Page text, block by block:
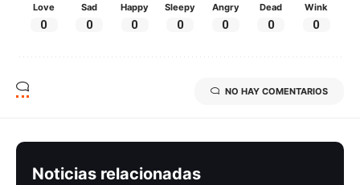
Love
0
Sad
0
Happy
0
Sleepy
0
Angry
0
Dead
0
Wink
0
NO HAY COMENTARIOS
Noticias relacionadas